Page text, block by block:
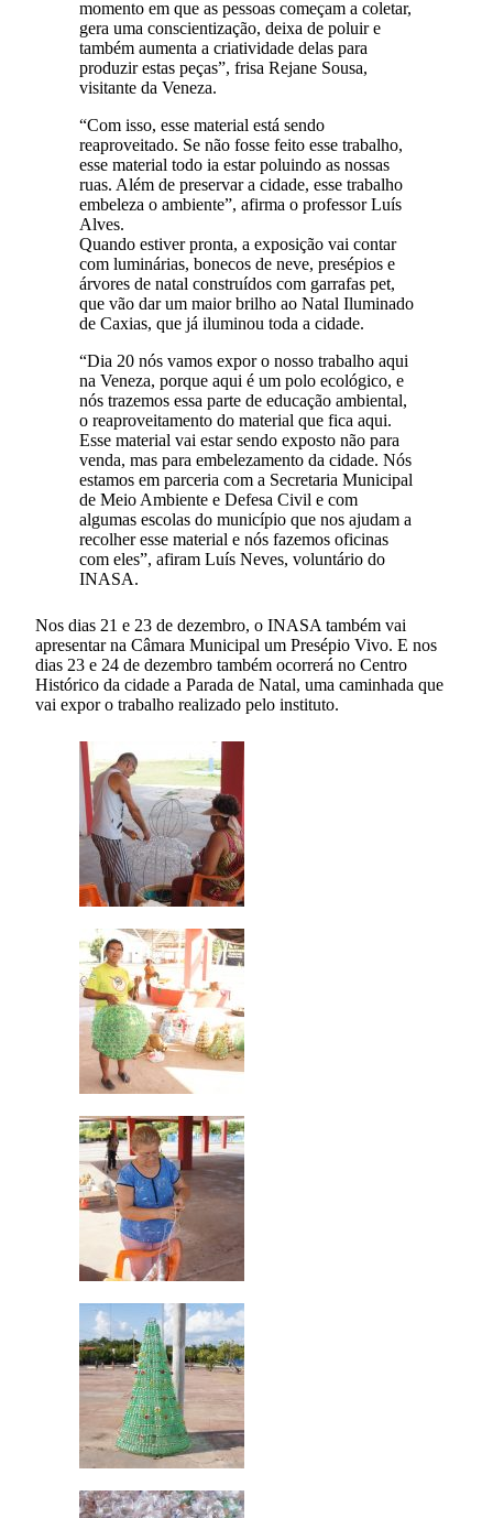
momento em que as pessoas começam a coletar,
gera uma conscientização, deixa de poluir e
também aumenta a criatividade delas para
produzir estas peças”, frisa Rejane Sousa,
visitante da Veneza.
“Com isso, esse material está sendo
reaproveitado. Se não fosse feito esse trabalho,
esse material todo ia estar poluindo as nossas
ruas. Além de preservar a cidade, esse trabalho
embeleza o ambiente”, afirma o professor Luís
Alves.
Quando estiver pronta, a exposição vai contar
com luminárias, bonecos de neve, presépios e
árvores de natal construídos com garrafas pet,
que vão dar um maior brilho ao Natal Iluminado
de Caxias, que já iluminou toda a cidade.
“Dia 20 nós vamos expor o nosso trabalho aqui
na Veneza, porque aqui é um polo ecológico, e
nós trazemos essa parte de educação ambiental,
o reaproveitamento do material que fica aqui.
Esse material vai estar sendo exposto não para
venda, mas para embelezamento da cidade. Nós
estamos em parceria com a Secretaria Municipal
de Meio Ambiente e Defesa Civil e com
algumas escolas do município que nos ajudam a
recolher esse material e nós fazemos oficinas
com eles”, afiram Luís Neves, voluntário do
INASA.
Nos dias 21 e 23 de dezembro, o INASA também vai
apresentar na Câmara Municipal um Presépio Vivo. E nos
dias 23 e 24 de dezembro também ocorrerá no Centro
Histórico da cidade a Parada de Natal, uma caminhada que
vai expor o trabalho realizado pelo instituto.